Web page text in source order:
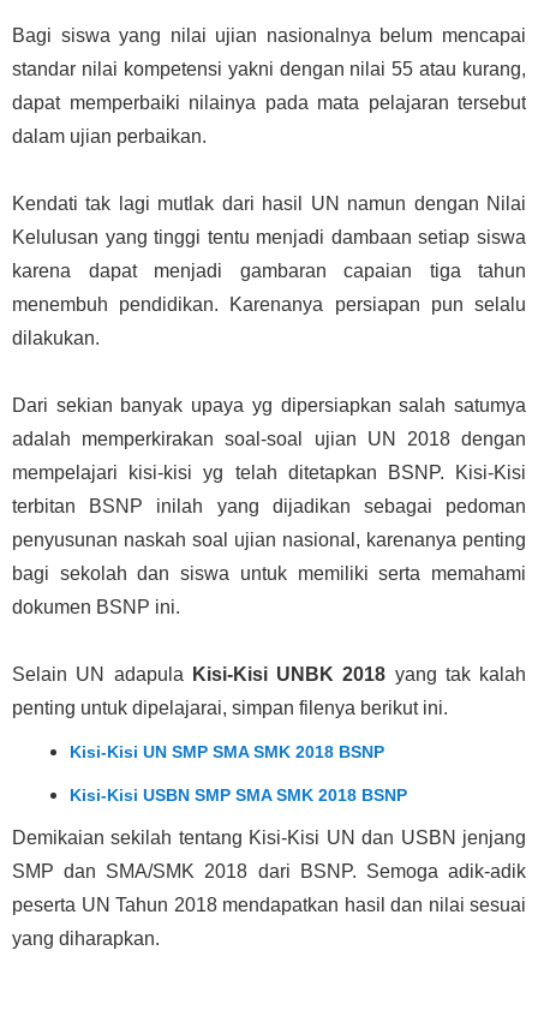
Bagi siswa yang nilai ujian nasionalnya belum mencapai
standar nilai kompetensi yakni dengan nilai 55 atau kurang,
dapat memperbaiki nilainya pada mata pelajaran tersebut
dalam ujian perbaikan.
Kendati tak lagi mutlak dari hasil UN namun dengan Nilai
Kelulusan yang tinggi tentu menjadi dambaan setiap siswa
karena dapat menjadi gambaran capaian tiga tahun
menembuh pendidikan. Karenanya persiapan pun selalu
dilakukan.
Dari sekian banyak upaya yg dipersiapkan salah satumya
adalah memperkirakan soal-soal ujian UN 2018 dengan
mempelajari kisi-kisi yg telah ditetapkan BSNP. Kisi-Kisi
terbitan BSNP inilah yang dijadikan sebagai pedoman
penyusunan naskah soal ujian nasional, karenanya penting
bagi sekolah dan siswa untuk memiliki serta memahami
dokumen BSNP ini.
Selain UN adapula Kisi-Kisi UNBK 2018 yang tak kalah
penting untuk dipelajarai, simpan filenya berikut ini.
Kisi-Kisi UN SMP SMA SMK 2018 BSNP
Kisi-Kisi USBN SMP SMA SMK 2018 BSNP
Demikaian sekilah tentang Kisi-Kisi UN dan USBN jenjang
SMP dan SMA/SMK 2018 dari BSNP. Semoga adik-adik
peserta UN Tahun 2018 mendapatkan hasil dan nilai sesuai
yang diharapkan.